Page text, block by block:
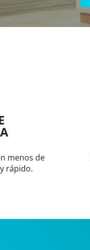
menos de
rápido.